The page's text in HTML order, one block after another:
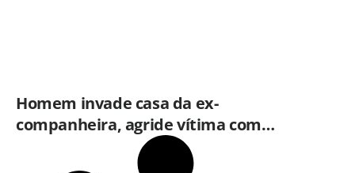
Homem invade casa da ex-
companheira, agride vítima com
tesoura e é preso em flagrante pela
GCM de Limeira